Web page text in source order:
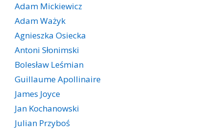
Adam Mickiewicz
Adam Ważyk
Agnieszka Osiecka
Antoni Słonimski
Bolesław Leśmian
Guillaume Apollinaire
James Joyce
Jan Kochanowski
Julian Przyboś